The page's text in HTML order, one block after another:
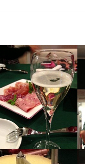
ワインの知識 チーズの知識